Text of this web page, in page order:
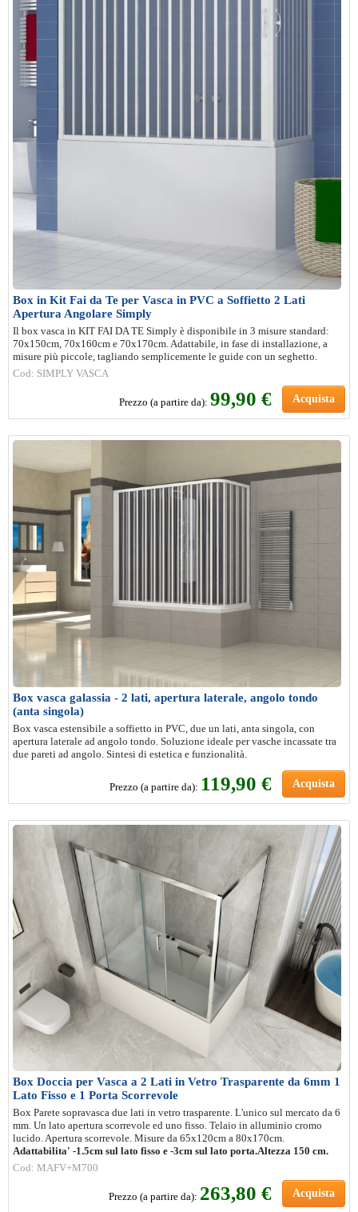
Box in Kit Fai da Te per Vasca in PVC a Soffietto 2 Lati
Apertura Angolare Simply
Il box vasca in KIT FAI DA TE Simply è disponibile in 3 misure standard:
70x150cm, 70x160cm e 70x170cm. Adattabile, in fase di installazione, a
misure più piccole, tagliando semplicemente le guide con un seghetto.
Cod: SIMPLY VASCA
Prezzo (a partire da): 99,90 € Acquista
Box vasca galassia - 2 lati, apertura laterale, angolo tondo
(anta singola)
Box vasca estensibile a soffietto in PVC, due un lati, anta singola, con
apertura laterale ad angolo tondo. Soluzione ideale per vasche incassate tra
due pareti ad angolo. Sintesi di estetica e funzionalità.
Prezzo (a partire da): 119,90 € Acquista
Box Doccia per Vasca a 2 Lati in Vetro Trasparente da 6mm 1
Lato Fisso e 1 Porta Scorrevole
Box Parete sopravasca due lati in vetro trasparente. L'unico sul mercato da 6
mm. Un lato apertura scorrevole ed uno fisso. Telaio in alluminio cromo
lucido. Apertura scorrevole. Misure da 65x120cm a 80x170cm.
Adattabilita' -1.5cm sul lato fisso e -3cm sul lato porta.Altezza 150 cm.
Cod: MAFV+M700
Prezzo (a partire da): 263,80 € Acquista